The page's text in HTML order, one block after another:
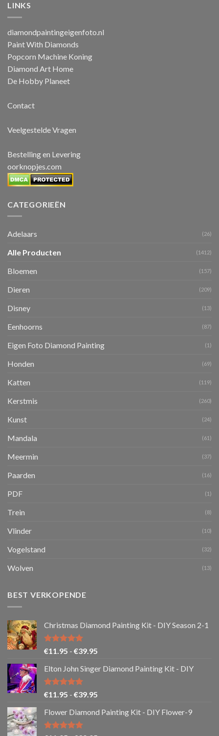
LINKS
diamondpaintingeigenfoto.nl
Paint With Diamonds
Popcorn Machine Koning
Diamond Art Home
De Hobby Planeet
Contact
Veelgestelde Vragen
Bestelling en Levering
oorknopjes.com
CATEGORIEËN
Adelaars (26)
Alle Producten (1412)
Bloemen (157)
Dieren (209)
Disney (13)
Eenhoorns (87)
Eigen Foto Diamond Painting (1)
Honden (69)
Katten (119)
Kerstmis (260)
Kunst (24)
Mandala (61)
Meermin (37)
Paarden (16)
PDF (1)
Trein (8)
Vlinder (10)
Vogelstand (32)
Wolven (13)
BEST VERKOPENDE
Christmas Diamond Painting Kit - DIY Season 2-1
Gewaardeerd
€11.95 - €39.95
tot
Elton John Singer Diamond Painting Kit - DIY
Gewaardeerd
€11.95 - €39.95
tot
Flower Diamond Painting Kit - DIY Flower-9